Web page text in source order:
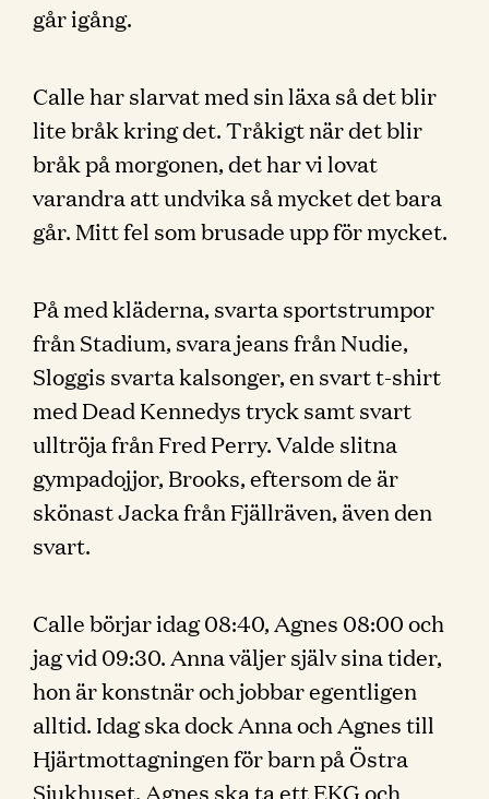
går igång.
Calle har slarvat med sin läxa så det blir
lite bråk kring det. Tråkigt när det blir
bråk på morgonen, det har vi lovat
varandra att undvika så mycket det bara
går. Mitt fel som brusade upp för mycket.
På med kläderna, svarta sportstrumpor
från Stadium, svara jeans från Nudie,
Sloggis svarta kalsonger, en svart t-shirt
med Dead Kennedys tryck samt svart
ulltröja från Fred Perry. Valde slitna
gympadojjor, Brooks, eftersom de är
skönast Jacka från Fjällräven, även den
svart.
Calle börjar idag 08:40, Agnes 08:00 och
jag vid 09:30. Anna väljer själv sina tider,
hon är konstnär och jobbar egentligen
alltid. Idag ska dock Anna och Agnes till
Hjärtmottagningen för barn på Östra
Sjukhuset, Agnes ska ta ett EKG och